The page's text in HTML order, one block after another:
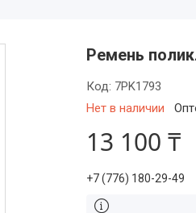
Ремень
Нет в наличии
Код: 7PK1793
13 100 ₸
+7 (776) 180-29-49